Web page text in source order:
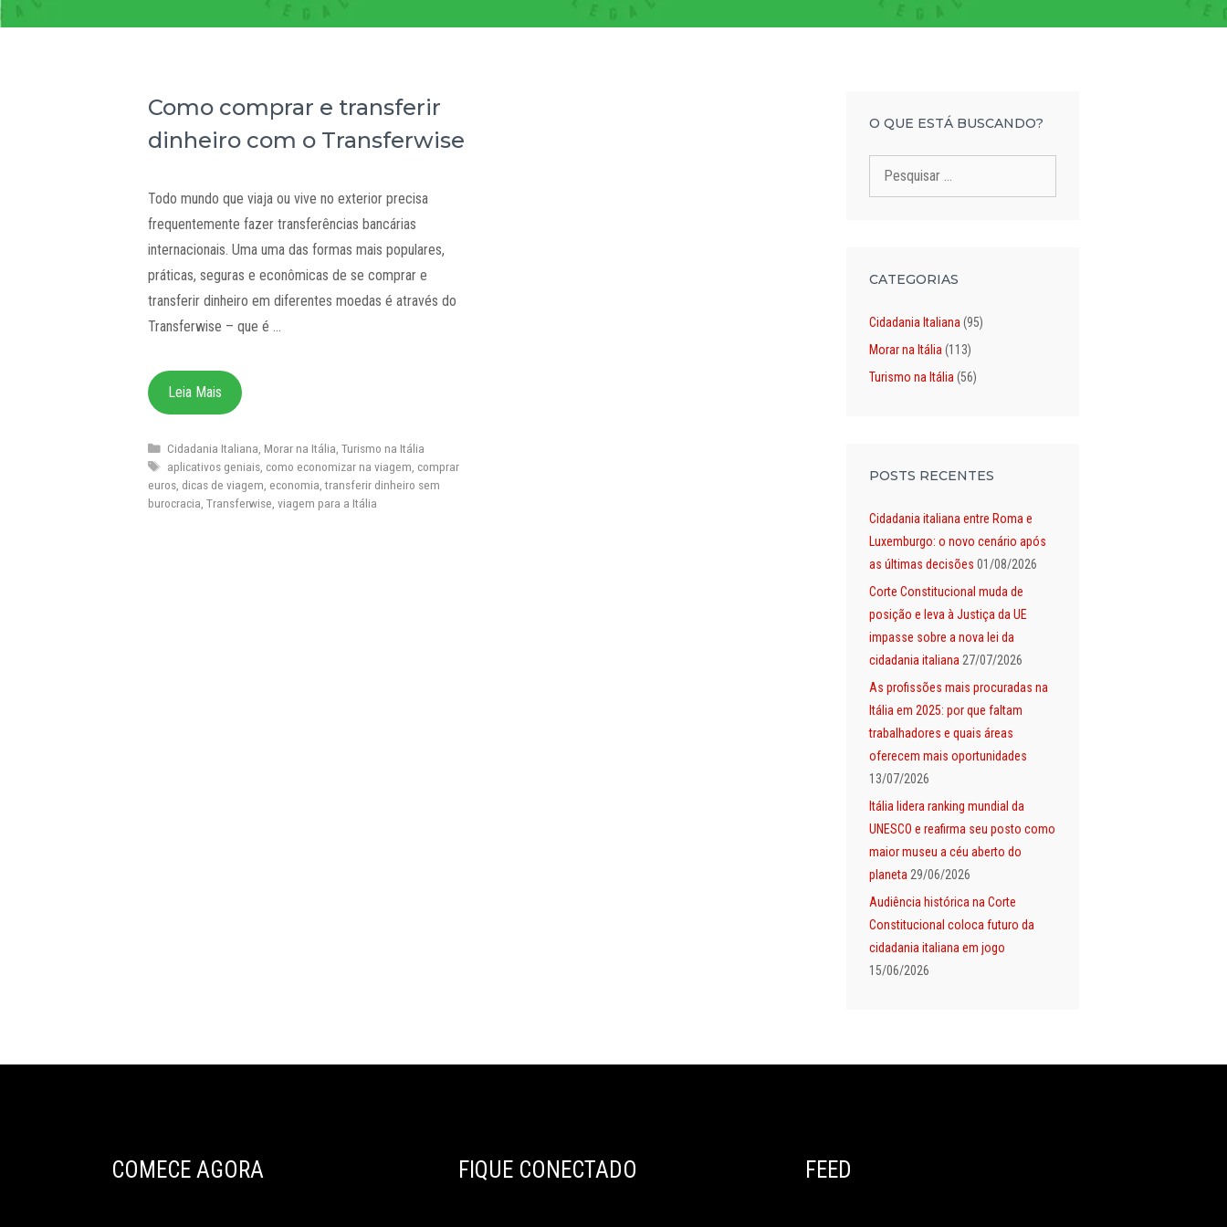
Como comprar e transferir
dinheiro com o Transferwise
Todo mundo que viaja ou vive no exterior precisa
frequentemente fazer transferências bancárias
internacionais. Uma uma das formas mais populares,
práticas, seguras e econômicas de se comprar e
transferir dinheiro em diferentes moedas é através do
Transferwise – que é …
Leia Mais
Categorias
Cidadania Italiana Morar na Itália ,Turismo na Itália
Tags
aplicativos geniais como economizar na viagem comprar
euros dicas de viagem economia ,transferir dinheiro sem
burocracia Transferwise viagem para a Itália
O QUE ESTÁ BUSCANDO?
CATEGORIAS
Cidadania Italiana (95)
Morar na Itália (113)
Turismo na Itália (56)
POSTS RECENTES
Cidadania italiana entre Roma e
Luxemburgo: o novo cenário após
as últimas decisões 01/08/2026
Corte Constitucional muda de
posição e leva à Justiça da UE
impasse sobre a nova lei da
cidadania italiana 27/07/2026
As profissões mais procuradas na
Itália em 2025: por que faltam
trabalhadores e quais áreas
oferecem mais oportunidades
13/07/2026
Itália lidera ranking mundial da
UNESCO e reafirma seu posto como
maior museu a céu aberto do
planeta 29/06/2026
Audiência histórica na Corte
Constitucional coloca futuro da
cidadania italiana em jogo
15/06/2026
COMECE AGORA FIQUE CONECTADO FEED